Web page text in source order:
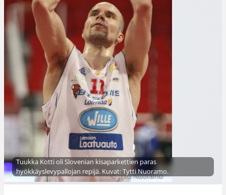
Tuukka Kotti oli Slovenian kisaparkettien paras
hyökkäyslevypallojan repijä. Kuvat: Tytti Nuoramo.